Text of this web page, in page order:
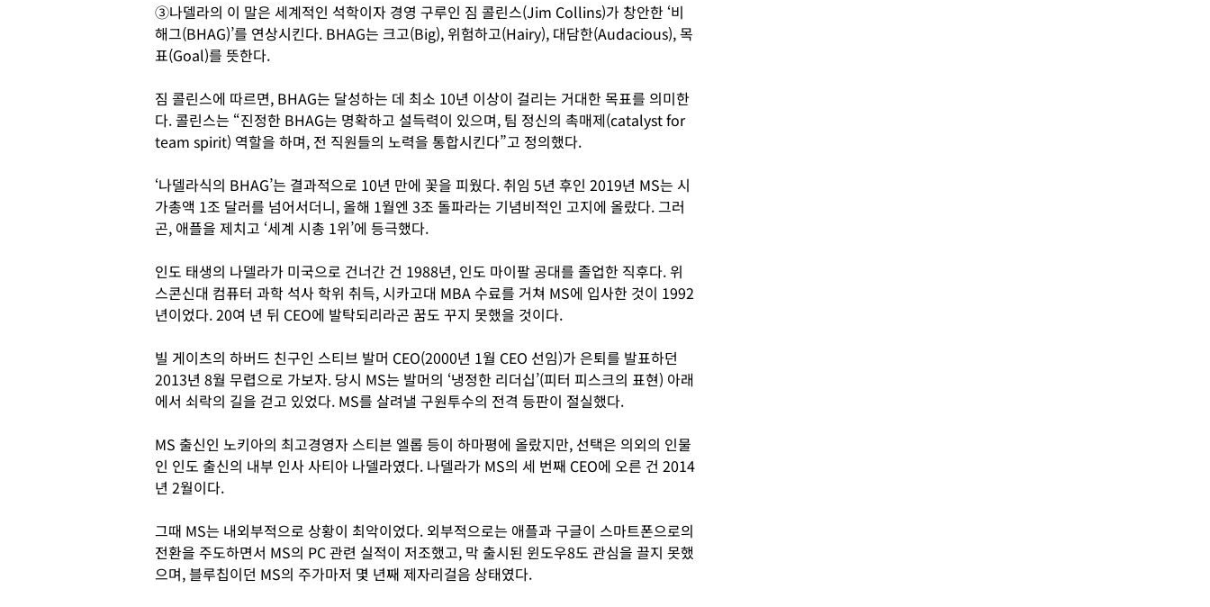
③나델라의 이 말은 세계적인 석학이자 경영 구루인 짐 콜린스(Jim Collins)가 창안한 ‘비
해그(BHAG)’를 연상시킨다. BHAG는 크고(Big), 위험하고(Hairy), 대담한(Audacious), 목
표(Goal)를 뜻한다.
짐 콜린스에 따르면, BHAG는 달성하는 데 최소 10년 이상이 걸리는 거대한 목표를 의미한
다. 콜린스는 “진정한 BHAG는 명확하고 설득력이 있으며, 팀 정신의 촉매제(catalyst for
team spirit) 역할을 하며, 전 직원들의 노력을 통합시킨다”고 정의했다.
‘나델라식의 BHAG’는 결과적으로 10년 만에 꽃을 피웠다. 취임 5년 후인 2019년 MS는 시
가총액 1조 달러를 넘어서더니, 올해 1월엔 3조 돌파라는 기념비적인 고지에 올랐다. 그러
곤, 애플을 제치고 ‘세계 시총 1위’에 등극했다.
인도 태생의 나델라가 미국으로 건너간 건 1988년, 인도 마이팔 공대를 졸업한 직후다. 위
스콘신대 컴퓨터 과학 석사 학위 취득, 시카고대 MBA 수료를 거쳐 MS에 입사한 것이 1992
년이었다. 20여 년 뒤 CEO에 발탁되리라곤 꿈도 꾸지 못했을 것이다.
빌 게이츠의 하버드 친구인 스티브 발머 CEO(2000년 1월 CEO 선임)가 은퇴를 발표하던
2013년 8월 무렵으로 가보자. 당시 MS는 발머의 ‘냉정한 리더십’(피터 피스크의 표현) 아래
에서 쇠락의 길을 걷고 있었다. MS를 살려낼 구원투수의 전격 등판이 절실했다.
MS 출신인 노키아의 최고경영자 스티븐 엘롭 등이 하마평에 올랐지만, 선택은 의외의 인물
인 인도 출신의 내부 인사 사티아 나델라였다. 나델라가 MS의 세 번째 CEO에 오른 건 2014
년 2월이다.
그때 MS는 내외부적으로 상황이 최악이었다. 외부적으로는 애플과 구글이 스마트폰으로의
전환을 주도하면서 MS의 PC 관련 실적이 저조했고, 막 출시된 윈도우8도 관심을 끌지 못했
으며, 블루칩이던 MS의 주가마저 몇 년째 제자리걸음 상태였다.